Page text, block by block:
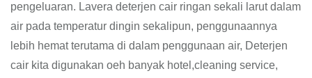
pengeluaran. Lavera deterjen cair ringan sekali larut dalam
air pada temperatur dingin sekalipun, penggunaannya
lebih hemat terutama di dalam penggunaan air, Deterjen
cair kita digunakan oeh banyak hotel,cleaning service,